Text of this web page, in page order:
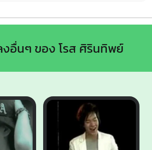
อื่นๆ ของ โรส ศิรินทิพย์